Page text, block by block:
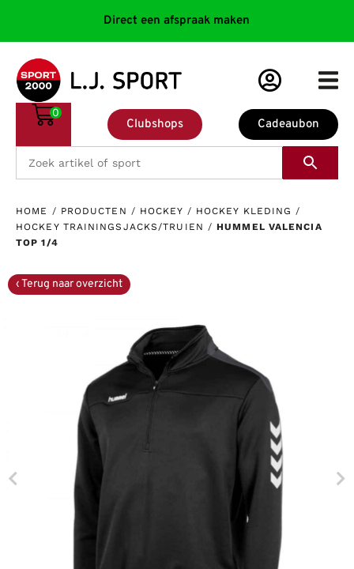
Direct een afspraak maken
Cadeaubon
Clubshops
0
HOME / PRODUCTEN / HOCKEY / HOCKEY KLEDING /
HOCKEY TRAININGSJACKS/TRUIEN /HUMMEL VALENCIA
TOP 1/4